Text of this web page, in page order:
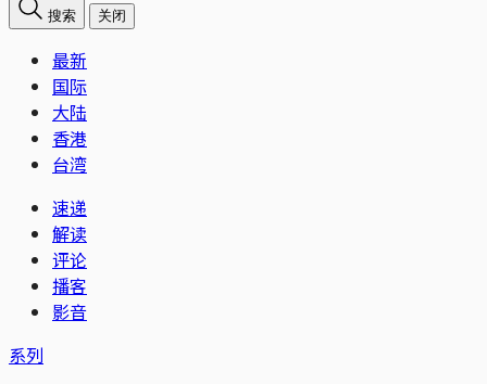
搜索 关闭
最新
国际
大陆
香港
台湾
速递
解读
评论
播客
影音
系列